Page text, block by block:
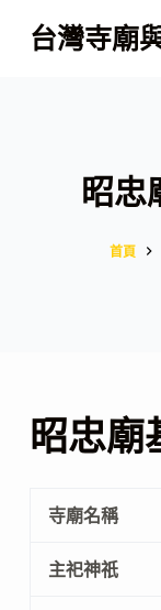
跳
至
台灣寺廟
昭忠
首頁
昭忠廟
寺廟名稱
主祀神祇